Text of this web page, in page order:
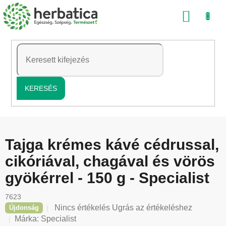
Ugrás
a
tartalomhoz
KERESÉS
Tajga krémes kávé cédrussal,
cikóriával, chagával és vörös
gyökérrel - 150 g - Specialist
7623
Újdonság
A
termék
Nincs értékelés Ugrás az értékeléshez
Márka: Specialist